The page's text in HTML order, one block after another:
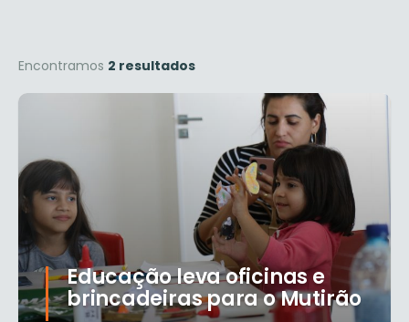
Encontramos 2 resultados
Educação leva oficinas e
brincadeiras para o Mutirão